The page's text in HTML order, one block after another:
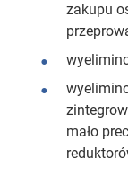
zakupu
mało